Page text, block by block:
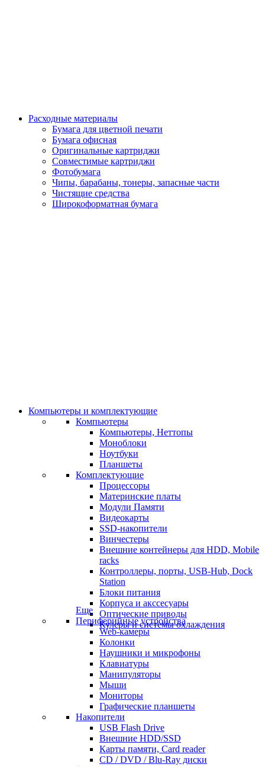
Расходные материалы
Бумага для цветной печати
Бумага офисная
Оригинальные картриджи
Совместимые картриджи
Фотобумага
Чипы, барабаны, тонеры, запасные части
Чистящие средства
Широкоформатная бумага
Компьютеры и комплектующие
Компьютеры
Компьютеры, Неттопы
Моноблоки
Ноутбуки
Планшеты
Комплектующие
Процессоры
Материнские платы
Модули Памяти
Видеокарты
SSD-накопители
Винчестеры
Внешние контейнеры для HDD, Mobile
racks
Контроллеры, порты, USB-Hub, Dock
Station
Блоки питания
Корпуса и акссесуары
Оптические приводы
Кулеры и системы охлаждения
Еще
Периферийные устройства
Web-камеры
Колонки
Наушники и микрофоны
Клавиатуры
Манипуляторы
Мыши
Мониторы
Графические планшеты
Накопители
USB Flash Drive
Внешние HDD/SSD
Карты памяти, Card reader
CD / DVD / Blu-Ray диски